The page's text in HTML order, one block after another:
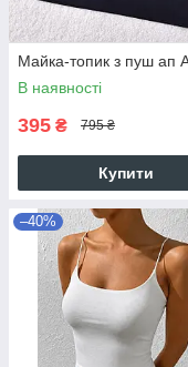
Майка-топик з пуш ап
В наявності
395 ₴ 795 ₴
Купити
–40%